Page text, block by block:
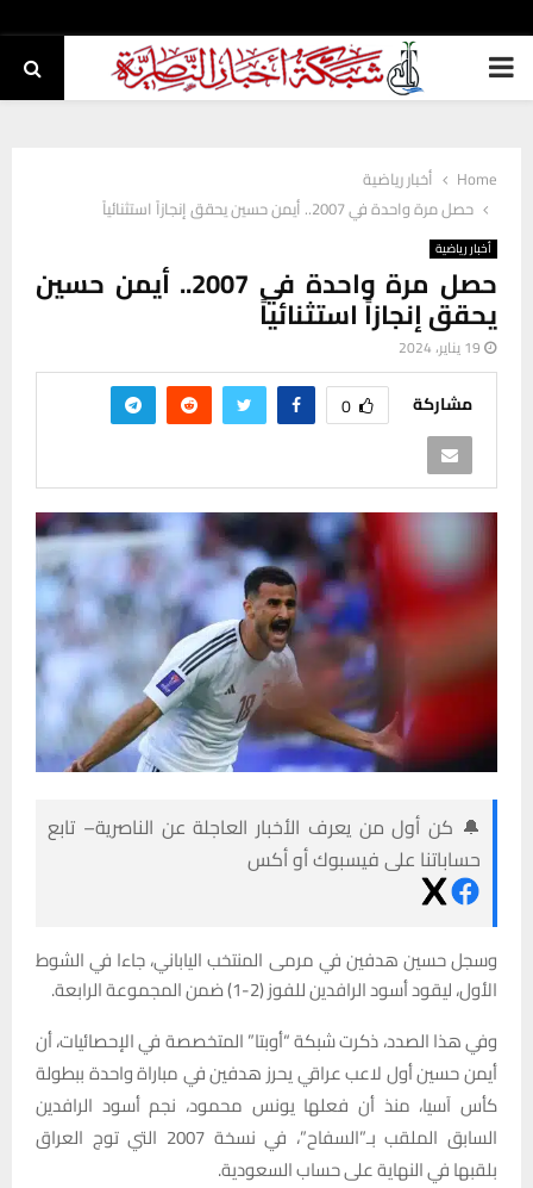
PRIMARY
Home
أخبار رياضية
حصل مرة واحدة في 2007.. أيمن حسين يحقق إنجازاً استثنائياً
أخبار رياضية
حصل مرة واحدة في 2007.. أيمن حسين
يحقق إنجازاً استثنائياً
19 يناير، 2024
مشاركة 0
🔔 كن أول من يعرف الأخبار العاجلة عن الناصرية– تابع
حساباتنا على فيسبوك أو أكس
وسجل حسين هدفين في مرمى المنتخب الياباني، جاءا في الشوط
الأول، ليقود أسود الرافدين للفوز (2-1) ضمن المجموعة الرابعة.
وفي هذا الصدد، ذكرت شبكة “أوبتا” المتخصصة في الإحصائيات، أن
أيمن حسين أول لاعب عراقي يحرز هدفين في مباراة واحدة ببطولة
كأس آسيا، منذ أن فعلها يونس محمود، نجم أسود الرافدين
السابق الملقب بـ”السفاح”، في نسخة 2007 التي توج العراق
بلقبها في النهاية على حساب السعودية.